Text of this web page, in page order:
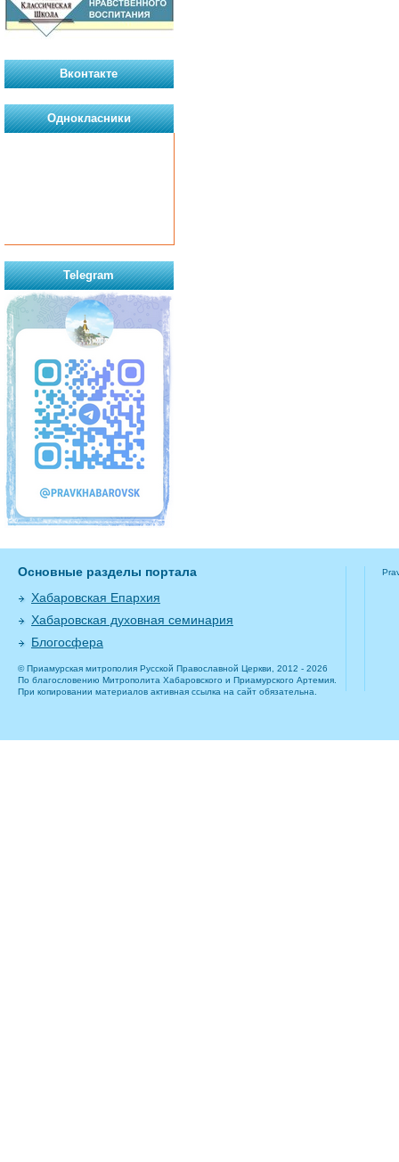
Вконтакте
Однокласники
Telegram
Основные разделы портала
Хабаровская Епархия
Хабаровская духовная семинария
Блогосфера
© Приамурская митрополия Русской Православной Церкви, 2012 - 2026
По благословению Митрополита Хабаровского и Приамурского Артемия.
При копировании материалов активная ссылка на сайт обязательна.